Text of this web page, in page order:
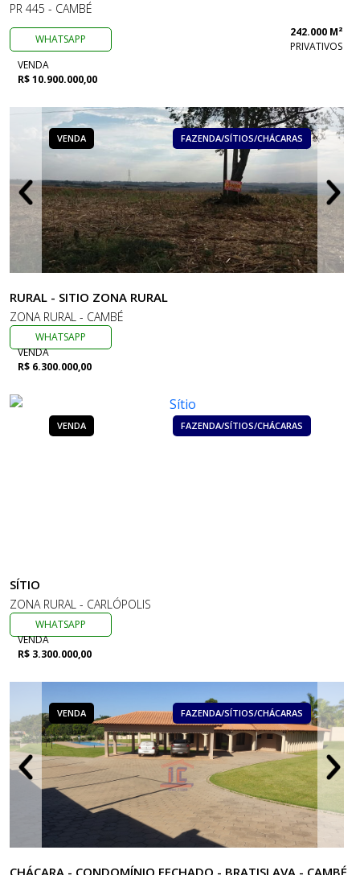
PR 445 - CAMBÉ
WHATSAPP
242.000 M²
PRIVATIVOS
VENDA
R$ 10.900.000,00
VENDA FAZENDA/SÍTIOS/CHÁCARAS
RURAL - SITIO ZONA RURAL
ZONA RURAL - CAMBÉ
WHATSAPP
VENDA
R$ 6.300.000,00
VENDA FAZENDA/SÍTIOS/CHÁCARAS
SÍTIO
ZONA RURAL - CARLÓPOLIS
WHATSAPP
VENDA
R$ 3.300.000,00
VENDA FAZENDA/SÍTIOS/CHÁCARAS
CHÁCARA - CONDOMÍNIO FECHADO - BRATISLAVA - CAMBÉ